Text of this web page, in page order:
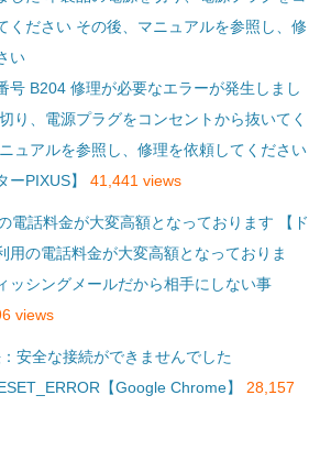
号 B204 修理が必要なエラーが発生しまし
り、電源プラグをコンセントから抜いてく
ュアルを参照し、修理を依頼してください
ーPIXUS】
41,441 views
【ド
用の電話料金が大変高額となっておりま
ッシングメールだから相手にしない事
views
：安全な接続ができませんでした
【Google Chrome】
28,157